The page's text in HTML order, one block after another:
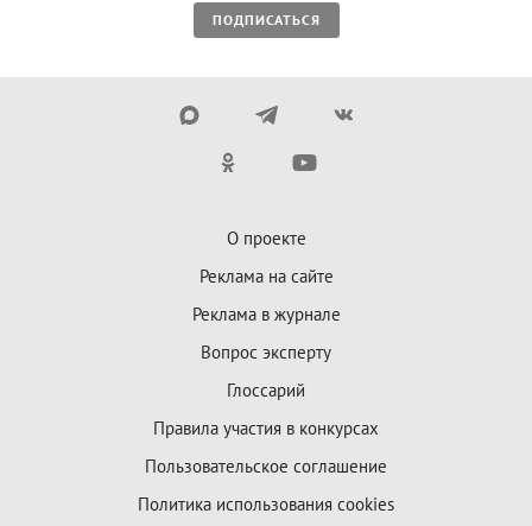
ПОДПИСАТЬСЯ
О проекте
Реклама на сайте
Реклама в журнале
Вопрос эксперту
Глоссарий
Правила участия в конкурсах
Пользовательское соглашение
Политика использования cookies